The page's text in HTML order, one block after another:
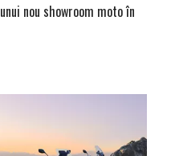
nou showroom moto în